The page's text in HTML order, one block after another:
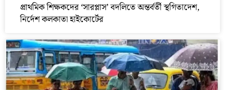
প্রাথমিক শিক্ষকদের ‘সারপ্লাস’ বদলিতে অন্তর্বর্তী স্থগিতাদেশ,
নির্দেশ কলকাতা হাইকোর্টের